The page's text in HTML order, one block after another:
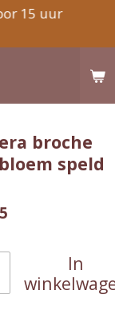
15 uur
broche
speld
In